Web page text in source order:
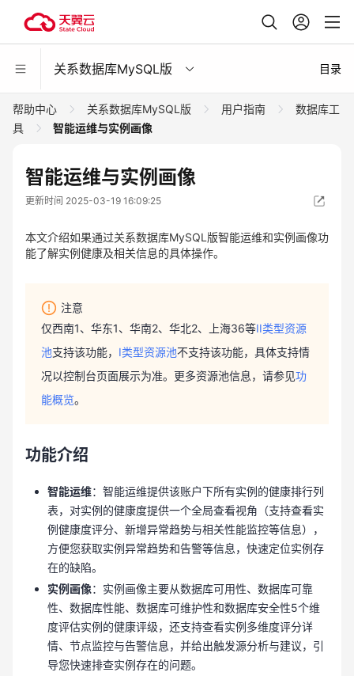
关系数据库MySQL版 目录
帮助中心 关系数据库MySQL版 用户指南
数据库工
具
智能运维与实例画像
智能运维与实例画像
更新时间 2025-03-19 16:09:25
本文介绍如果通过关系数据库MySQL版智能运维和实例画像功
能了解实例健康及相关信息的具体操作。
注意
仅西南1、华东1、华南2、华北2、上海36等II类型资源
池支持该功能， I类型资源池不支持该功能，具体支持情
况以控制台页面展示为准。更多资源池信息，请参见功
能概览。
功能介绍
智能运维：智能运维提供该账户下所有实例的健康排行列
表，对实例的健康度提供一个全局查看视角（支持查看实
例健康度评分、新增异常趋势与相关性能监控等信息），
方便您获取实例异常趋势和告警等信息，快速定位实例存
在的缺陷。
实例画像：实例画像主要从数据库可用性、数据库可靠
性、数据库性能、数据库可维护性和数据库安全性5个维
度评估实例的健康评级，还支持查看实例多维度评分详
情、节点监控与告警信息，并给出触发源分析与建议，引
导您快速排查实例存在的问题。